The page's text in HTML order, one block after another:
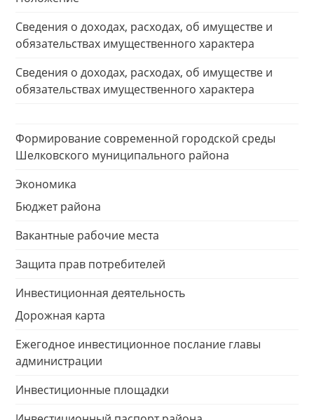
Сведения о доходах, расходах, об имуществе и
обязательствах имущественного характера
Сведения о доходах, расходах, об имуществе и
обязательствах имущественного характера
Формирование современной городской среды
Шелковского муниципального района
Экономика
Бюджет района
Вакантные рабочие места
Защита прав потребителей
Инвестиционная деятельность
Дорожная карта
Ежегодное инвестиционное послание главы
администрации
Инвестиционные площадки